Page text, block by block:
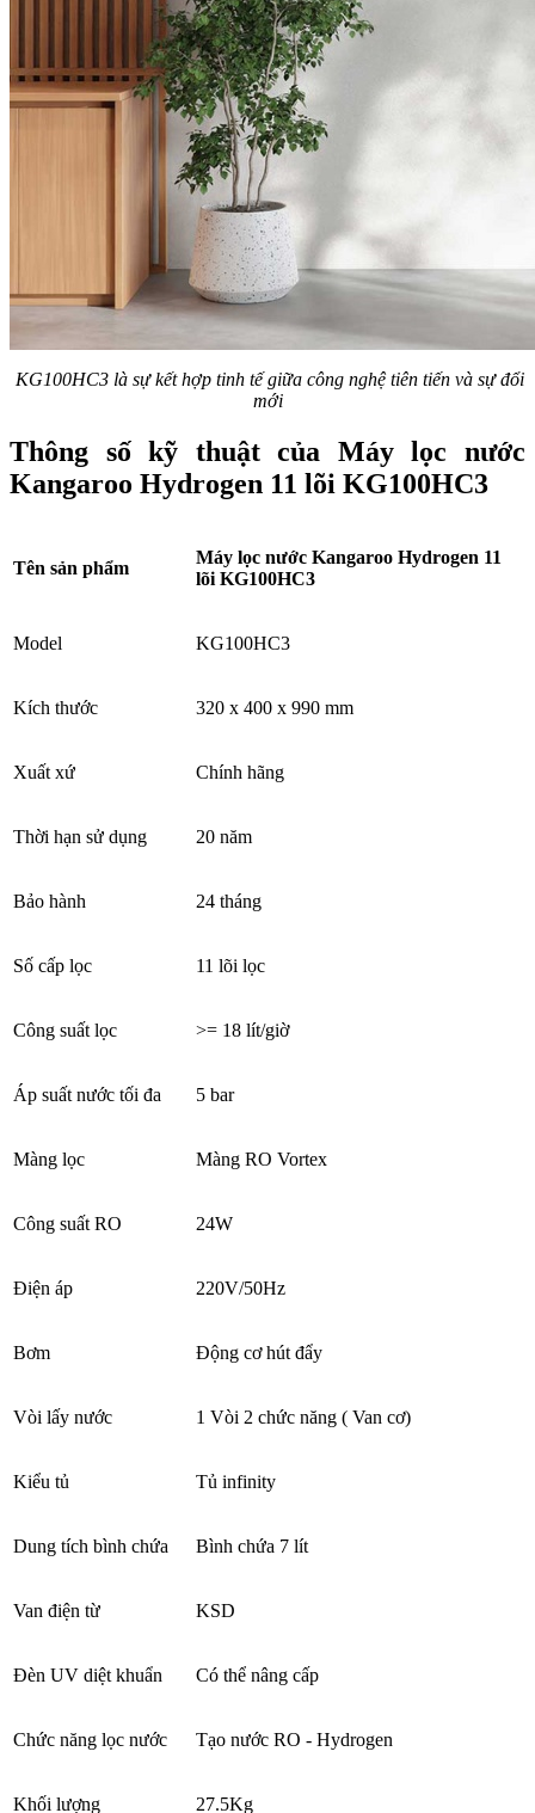
KG100HC3 là sự kết hợp tinh tế giữa công nghệ tiên tiến và sự đổi
mới
Thông số kỹ thuật của Máy lọc nước
Kangaroo Hydrogen 11 lõi KG100HC3
Tên sản phẩm
Máy lọc nước Kangaroo Hydrogen 11
lõi KG100HC3
Model KG100HC3
Kích thước 320 x 400 x 990 mm
Xuất xứ Chính hãng
Thời hạn sử dụng 20 năm
Bảo hành 24 tháng
Số cấp lọc 11 lõi lọc
Công suất lọc >= 18 lít/giờ
Áp suất nước tối đa 5 bar
Màng lọc Màng RO Vortex
Công suất RO 24W
Điện áp 220V/50Hz
Bơm Động cơ hút đẩy
Vòi lấy nước 1 Vòi 2 chức năng ( Van cơ)
Kiểu tủ Tủ infinity
Dung tích bình chứa Bình chứa 7 lít
Van điện từ KSD
Đèn UV diệt khuẩn Có thể nâng cấp
Chức năng lọc nước Tạo nước RO - Hydrogen
Khối lượng 27.5Kg